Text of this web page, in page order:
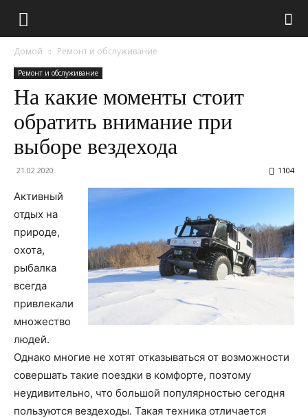
Домой Ремонт и обслуживание
Ремонт и обслуживание
На какие моменты стоит
обратить внимание при
выборе вездехода
21.02.2020 1104
Активный
отдых на
природе,
охота,
рыбалка
всегда
привлекали
множество
людей.
Однако многие не хотят отказываться от возможности
совершать такие поездки в комфорте, поэтому
неудивительно, что большой популярностью сегодня
пользуются вездеходы. Такая техника отличается